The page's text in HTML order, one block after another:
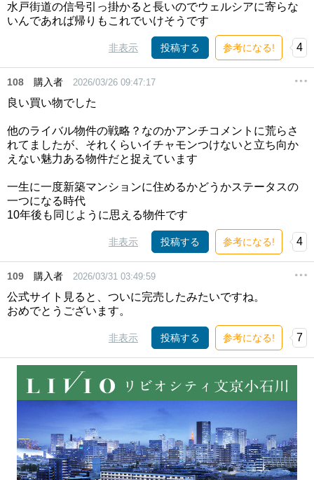
水戸街道の信号引っ掛かると長いのでウェルシアに寄らな
いんであれば帰りもこれでいけそうです
非表示 投稿する 参考になる! 4
108 購入者 2026/03/26 09:47:17
良い買い物でした
他のライバル物件の戦略？なのかアンチコメントに荒らさ
れてましたが、それくらいイチャモンつけないと立ち向か
えない魅力ある物件だと捉えています
一生に一度新築マンションに住めるかどうかステータスの
一つになる時代
10年後も同じように思える物件です
非表示 投稿する 参考になる! 4
109 購入者 2026/03/31 03:49:59
公式サイト見ると、ついに完売したみたいですね。
おめでとうございます。
非表示 投稿する 参考になる! 7